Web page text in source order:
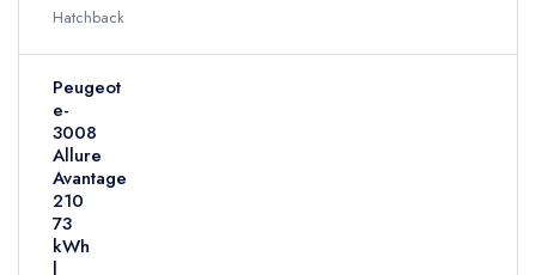
Hatchback
Peugeot
e-
3008
Allure
Avantage
210
73
kWh
|